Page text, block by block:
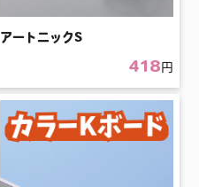
アートニックS
418円